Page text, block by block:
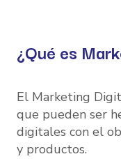
¿Qué es
El Marketing
que pueden ser
digitales con el
y productos.